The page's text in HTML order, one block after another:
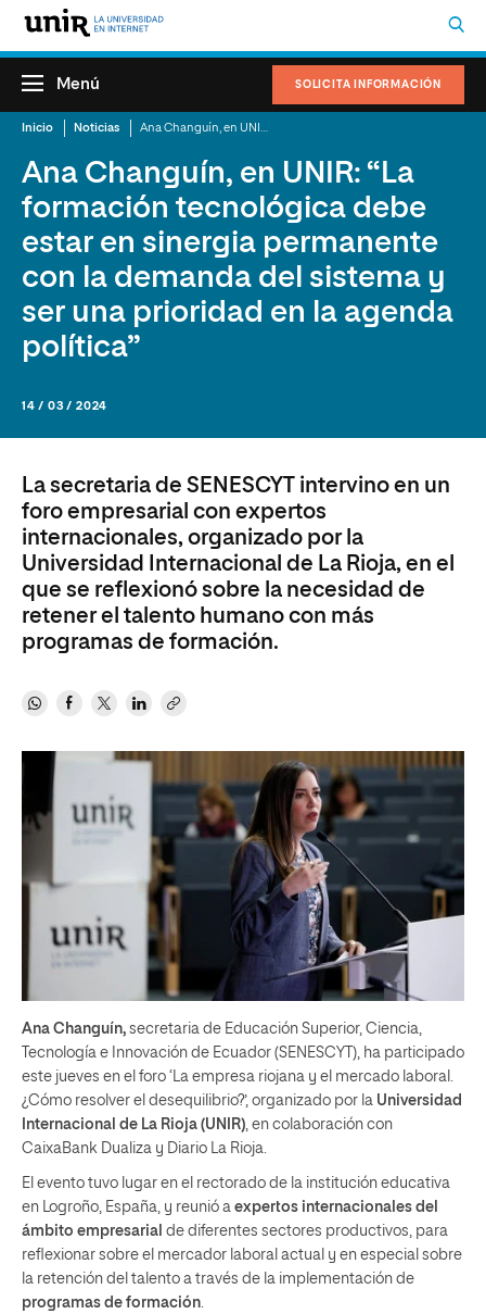
SOLICITA INFORMACIÓN
Menú
Inicio Noticias
Ana Changuín, en UNIR: “La
formación tecnológica debe
estar en sinergia permanente
con la demanda del sistema y
ser una prioridad en la agenda
política”
14 / 03 / 2024
La secretaria de SENESCYT intervino en un
foro empresarial con expertos
internacionales, organizado por la
Universidad Internacional de La Rioja, en el
que se reflexionó sobre la necesidad de
retener el talento humano con más
programas de formación.
Ana Changuín, secretaria de Educación Superior, Ciencia,
Tecnología e Innovación de Ecuador (SENESCYT), ha participado
este jueves en el foro ‘La empresa riojana y el mercado laboral.
¿Cómo resolver el desequilibrio?’, organizado por la Universidad
Internacional de La Rioja (UNIR) , en colaboración con
CaixaBank Dualiza y Diario La Rioja.
El evento tuvo lugar en el rectorado de la institución educativa
en Logroño, España, y reunió a expertos internacionales del
ámbito empresarial de diferentes sectores productivos, para
reflexionar sobre el mercador laboral actual y en especial sobre
la retención del talento a través de la implementación de
programas de formación